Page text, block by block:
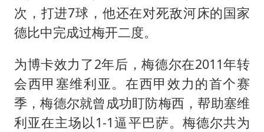
次，打进7球，他还在对死敌河床的国家
德比中完成过梅开二度。
为博卡效力了2年后，梅德尔在2011年转
会西甲塞维利亚。在西甲效力的首个赛
季，梅德尔就曾成功盯防梅西，帮助塞维
利亚在主场以1-1逼平巴萨。梅德尔共为